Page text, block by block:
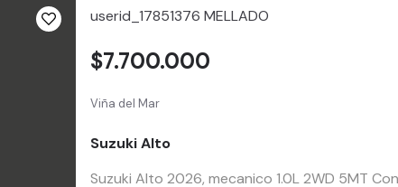
userid_17851376 MELLADO
Viña del Mar
Suzuki Alto
Suzuki Alto 2026, mecanico 1.0L 2WD 5MT
$7.700.000